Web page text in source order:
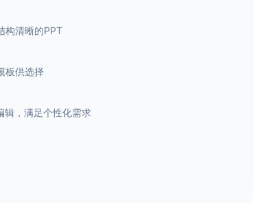
构清晰的PPT
板供选择
辑，满足个性化需求